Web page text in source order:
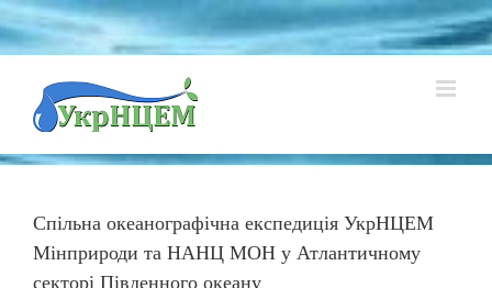
content
Спільна океанографічна експедиція УкрНЦЕМ
Мінприроди та НАНЦ МОН у Атлантичному
секторі Південного океану